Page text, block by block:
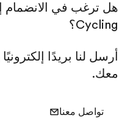
Cycling؟
أرسل لنا بريدًا
معك.
تواصل معنا